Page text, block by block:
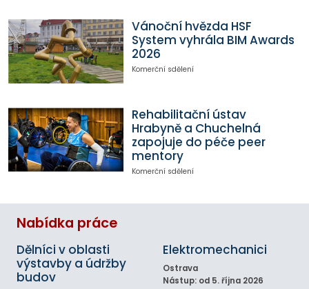
Vánoční hvězda HSF
System vyhrála BIM Awards
2026
Komerční sdělení
Rehabilitační ústav
Hrabyně a Chuchelná
zapojuje do péče peer
mentory
Komerční sdělení
Nabídka práce
Dělníci v oblasti
výstavby a údržby
budov
Elektromechanici
Ostrava
Nástup: od 5. října 2026